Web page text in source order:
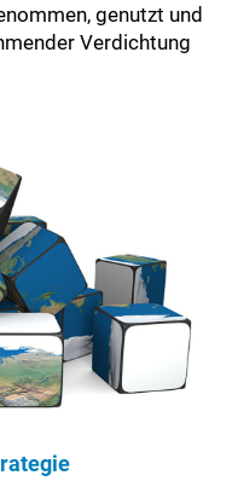
genutzt und
Verdichtung